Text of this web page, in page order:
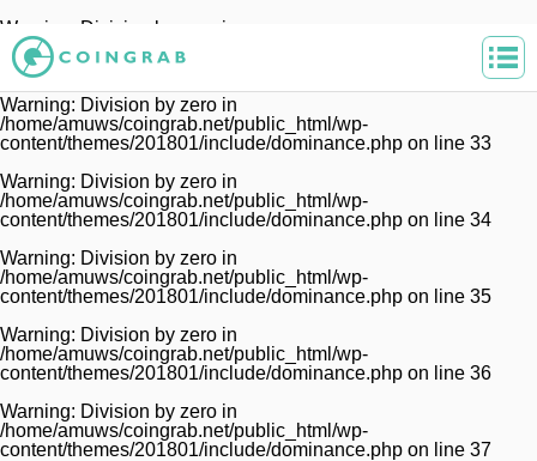
Warning
: Division by zero in
/home/amuws/coingrab.net/public_html/wp-
content/themes/201801/include/dominance.php
32
Warning: Division by zero in
/home/amuws/coingrab.net/public_html/wp-
content/themes/201801/include/dominance.php on line 33
Warning: Division by zero in
/home/amuws/coingrab.net/public_html/wp-
content/themes/201801/include/dominance.php on line 34
Warning: Division by zero in
/home/amuws/coingrab.net/public_html/wp-
content/themes/201801/include/dominance.php on line 35
Warning: Division by zero in
/home/amuws/coingrab.net/public_html/wp-
content/themes/201801/include/dominance.php on line 36
Warning: Division by zero in
/home/amuws/coingrab.net/public_html/wp-
content/themes/201801/include/dominance.php on line 37